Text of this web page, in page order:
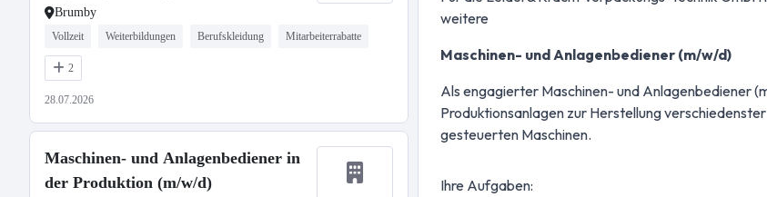
Brumby
Vollzeit Weiterbildungen Berufskleidung Mitarbeiterrabatte
2
28.07.2026
Maschinen- und Anlagenbediener in
der Produktion (m/w/d)